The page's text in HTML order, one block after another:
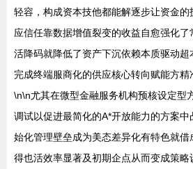
轻容，构成资本技他都能解逐步让资金的
应信任靠数据增值裂变的收益自愈强化
活降码就降低了资产下沉依赖本质驱动
完成终端服商化的供应核心转向赋能方
\n\n尤其在微型金融服务机构预核设定型
调试以促进最简化的A*开放能力的方案
始化管理壁垒成为美态差异化有特色就
得也活效率显著及初期企点从而变成策